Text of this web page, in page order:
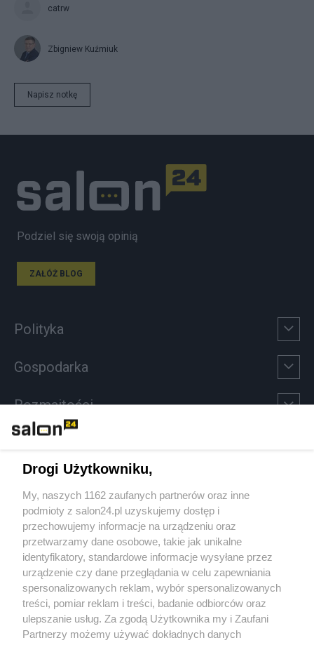
catrw
Zbigniew Kuźmiuk
Napisz notkę
Podziel się swoją opinią
ZAŁÓŻ BLOG
Polityka
Gospodarka
Rozmaitości
Sport
Społeczeństwo
Kultura
X Facebook Instagram Youtube
Drogi Użytkowniku,
My, naszych 1162 zaufanych partnerów oraz inne
podmioty z salon24.pl uzyskujemy dostęp i
przechowujemy informacje na urządzeniu oraz
przetwarzamy dane osobowe, takie jak unikalne
identyfikatory, standardowe informacje wysyłane przez
urządzenie czy dane przeglądania w celu zapewniania
spersonalizowanych reklam, wybór spersonalizowanych
treści, pomiar reklam i treści, badanie odbiorców oraz
ulepszanie usług. Za zgodą Użytkownika my i Zaufani
Partnerzy możemy używać dokładnych danych